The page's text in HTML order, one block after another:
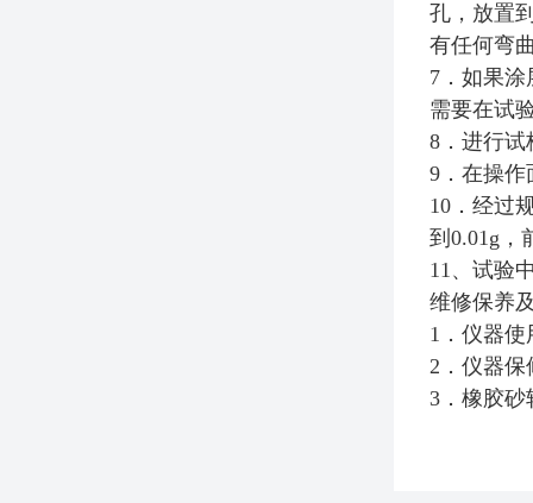
孔，放置
有任何弯
7．如果
需要在试
8．进行试
9．在操作
10．经过
到0.01g，
11、试验
维修保养
1．仪器
2．仪器保
3．橡胶砂